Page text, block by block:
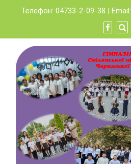
content
Телефон: 04733-2-09-38 | Email: